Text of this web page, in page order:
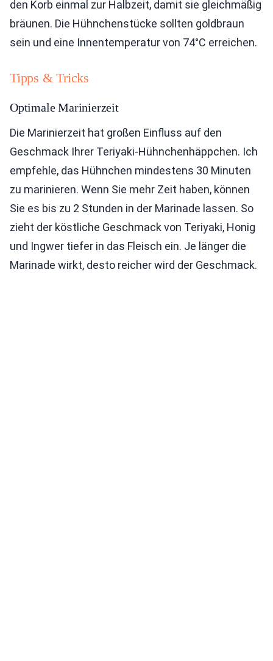
den Korb einmal zur Halbzeit, damit sie gleichmäßig
bräunen. Die Hühnchenstücke sollten goldbraun
sein und eine Innentemperatur von 74°C erreichen.
Tipps & Tricks
Optimale Marinierzeit
Die Marinierzeit hat großen Einfluss auf den
Geschmack Ihrer Teriyaki-Hühnchenhäppchen. Ich
empfehle, das Hühnchen mindestens 30 Minuten
zu marinieren. Wenn Sie mehr Zeit haben, können
Sie es bis zu 2 Stunden in der Marinade lassen. So
zieht der köstliche Geschmack von Teriyaki, Honig
und Ingwer tiefer in das Fleisch ein. Je länger die
Marinade wirkt, desto reicher wird der Geschmack.